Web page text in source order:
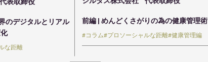
のデジタルとリアル
な距離
前編 | めんどくさがりの為の健康管理術
#コラム#プロソーシャルな距離#健康管理編